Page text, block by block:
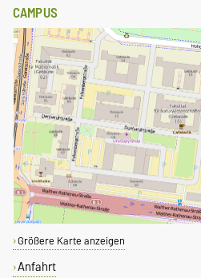
CAMPUS
Größere Karte anzeigen
Anfahrt